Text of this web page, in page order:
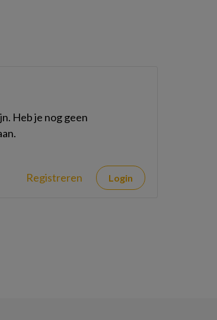
Heb je nog geen
Registreren Login